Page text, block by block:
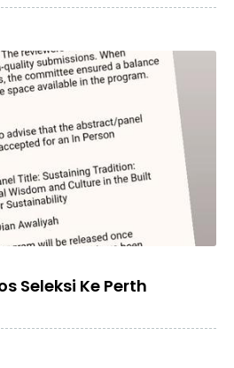
Seleksi Ke Perth